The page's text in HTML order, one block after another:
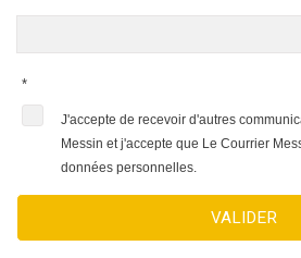
*
J'accepte de recevoir d'autres
Messin et j'accepte que Le Courrier
données personnelles.
VALIDER